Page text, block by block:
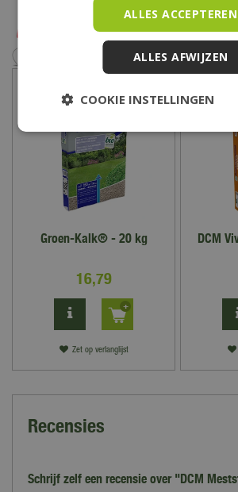
Groen-Kalk® - 20 kg
16,79
Zet op verlanglijst
DCM
Recensies
Schrijf zelf een recensie over "DCM
ALLES ACCEPTEREN
ALLES AFWIJZEN
COOKIE INSTELLINGEN